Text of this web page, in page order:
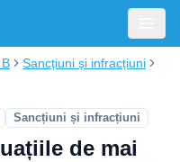
Sancțiuni și infracțiuni
Sancțiuni și infracțiuni
de mai